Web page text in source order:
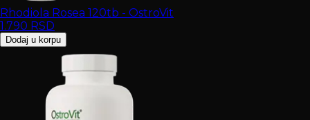
Rhodiola Rosea 120tb - OstroVit
1.790 RSD
Dodaj u korpu